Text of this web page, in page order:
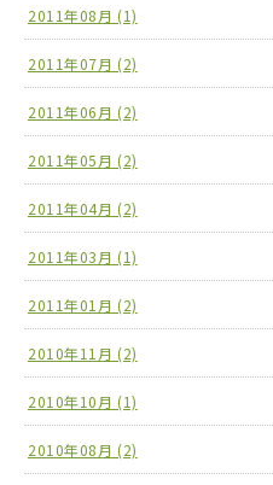
2011年08月 (1)
2011年07月 (2)
2011年06月 (2)
2011年05月 (2)
2011年04月 (2)
2011年03月 (1)
2011年01月 (2)
2010年11月 (2)
2010年10月 (1)
2010年08月 (2)